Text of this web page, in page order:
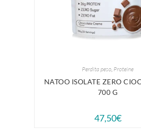
Perdita peso Proteine
NATOO ISOLATE ZERO
700 G
47,50€